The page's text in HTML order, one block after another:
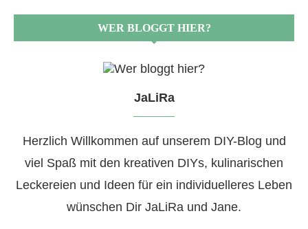
WER BLOGGT HIER?
JaLiRa
Herzlich Willkommen auf unserem DIY-Blog und
viel Spaß mit den kreativen DIYs, kulinarischen
Leckereien und Ideen für ein individuelleres Leben
wünschen Dir JaLiRa und Jane.